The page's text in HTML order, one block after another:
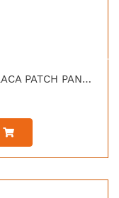
[760237040] AMP/COMMSCOPE PLACA PATCH PANEL 24 PTO VACIA CAT 5E/6